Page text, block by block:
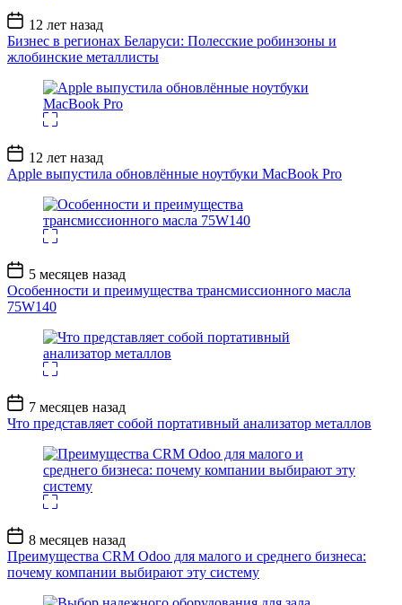
Дата
записи
12 лет назад
Бизнес в регионах Беларуси: Полесские робинзоны и
жлобинские металлисты
Дата
записи
12 лет назад
Apple выпустила обновлённые ноутбуки MacBook Pro
Дата
записи
5 месяцев назад
Особенности и преимущества трансмиссионного масла
75W140
Дата
записи
7 месяцев назад
Что представляет собой портативный анализатор металлов
Дата
записи
8 месяцев назад
Преимущества CRM Odoo для малого и среднего бизнеса:
почему компании выбирают эту систему